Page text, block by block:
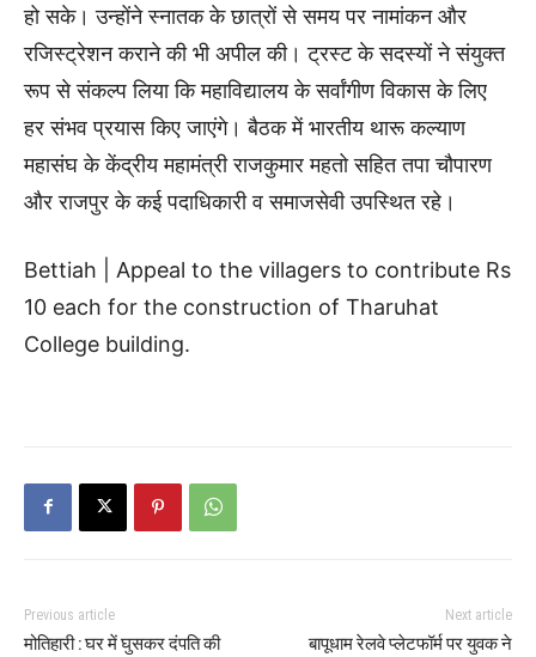
हो सके। उन्होंने स्नातक के छात्रों से समय पर नामांकन और
रजिस्ट्रेशन कराने की भी अपील की। ट्रस्ट के सदस्यों ने संयुक्त
रूप से संकल्प लिया कि महाविद्यालय के सर्वांगीण विकास के लिए
हर संभव प्रयास किए जाएंगे। बैठक में भारतीय थारू कल्याण
महासंघ के केंद्रीय महामंत्री राजकुमार महतो सहित तपा चौपारण
और राजपुर के कई पदाधिकारी व समाजसेवी उपस्थित रहे।
Bettiah | Appeal to the villagers to contribute Rs
10 each for the construction of Tharuhat
College building.
Previous article
मोतिहारी : घर में घुसकर दंपति की
Next article
बापूधाम रेलवे प्लेटफॉर्म पर युवक ने